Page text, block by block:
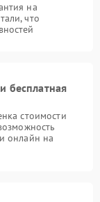
на
что
бесплатная
стоимости
онлайн на